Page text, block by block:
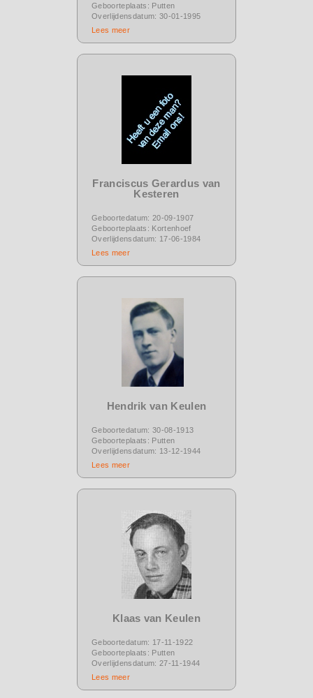
Geboorteplaats: Putten
Overlijdensdatum: 30-01-1995
Lees meer
Franciscus Gerardus van
Kesteren
Geboortedatum: 20-09-1907
Geboorteplaats: Kortenhoef
Overlijdensdatum: 17-06-1984
Lees meer
Hendrik van Keulen
Geboortedatum: 30-08-1913
Geboorteplaats: Putten
Overlijdensdatum: 13-12-1944
Lees meer
Klaas van Keulen
Geboortedatum: 17-11-1922
Geboorteplaats: Putten
Overlijdensdatum: 27-11-1944
Lees meer